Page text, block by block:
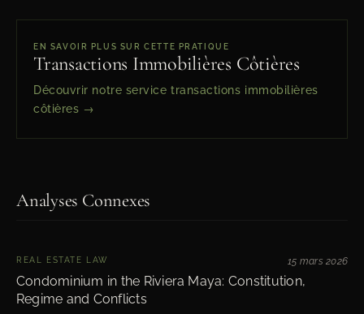
EN SAVOIR PLUS SUR CETTE PRATIQUE
Transactions Immobilières Côtières
Découvrir notre service transactions immobilières
côtières →
Analyses Connexes
REAL ESTATE LAW
Condominium in the Riviera Maya: Constitution,
Regime and Conflicts
15 mars 2026